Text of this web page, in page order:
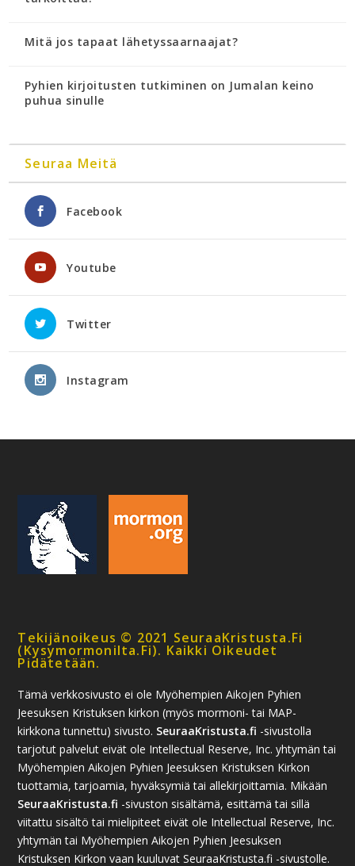
Mitä jos tapaat lähetyssaarnaajat?
Pyhien kirjoitusten tutkiminen on Jumalan keino
puhua sinulle
Seuraa Meitä
Facebook
Youtube
Twitter
Instagram
Tekijänoikeus © 2021 SeuraaKristusta.fi
(kysymormonilta.fi). Kaikki Oikeudet
Pidätetään.
Tämä verkkosivusto ei ole Myöhempien Aikojen Pyhien
Jeesuksen Kristuksen kirkon (myös mormoni- tai MAP-
kirkkona tunnettu) sivusto. SeuraaKristusta.fi -sivustolla
tarjotut palvelut eivät ole Intellectual Reserve, Inc. yhtymän tai
Myöhempien Aikojen Pyhien Jeesuksen Kristuksen Kirkon
tuottamia, tarjoamia, hyväksymiä tai allekirjoittamia. Mikään
SeuraaKristusta.fi -sivuston sisältämä, esittämä tai sillä
viitattu sisältö tai mielipiteet eivät ole Intellectual Reserve, Inc.
yhtymän tai Myöhempien Aikojen Pyhien Jeesuksen
Kristuksen Kirkon vaan kuuluvat SeuraaKristusta.fi -sivustolle.